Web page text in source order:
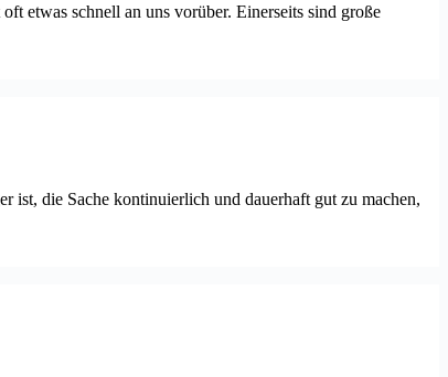
etwas schnell an uns vorüber. Einerseits sind große
ist, die Sache kontinuierlich und dauerhaft gut zu machen,